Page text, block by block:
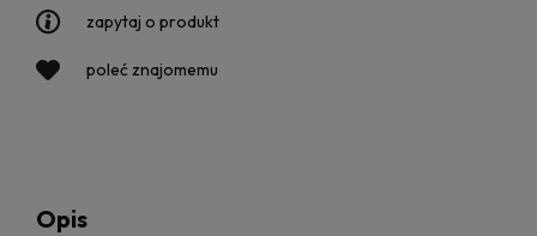
zapytaj o produkt
poleć znajomemu
Opis